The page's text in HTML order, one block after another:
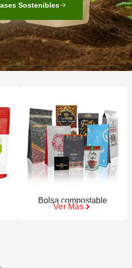
Sostenibles
Bolsa compostable
Ver Más